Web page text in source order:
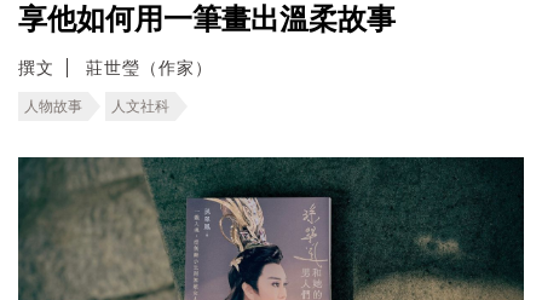
享他如何用一筆畫出溫柔故事
撰文 莊世瑩（作家）
人物故事 人文社科